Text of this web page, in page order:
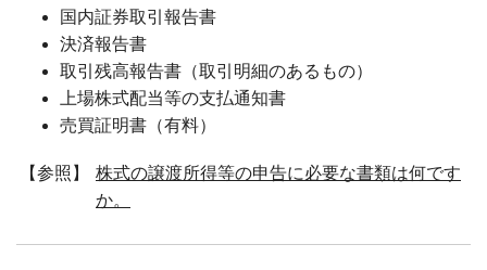
国内証券取引報告書
決済報告書
取引残高報告書（取引明細のあるもの）
上場株式配当等の支払通知書
売買証明書（有料）
【参照】
株式の譲渡所得等の申告に必要な書類は何です
か。